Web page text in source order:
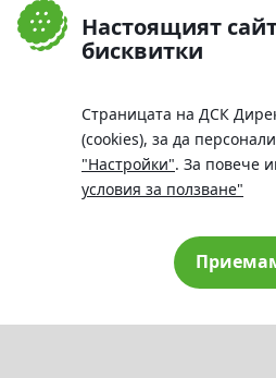
Настоящият
бисквитки
Страницата на ДСК
(cookies), за да
"Настройки". За повече
условия за ползване"
МОБИЛЕН ОПЕРАТОР
ТЕЛЕФОН
Cookie consent change